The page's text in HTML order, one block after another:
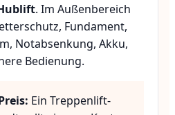
. Im Außenbereich
Fundament,
Notabsenkung, Akku,
Bedienung.
Ein Treppenlift-